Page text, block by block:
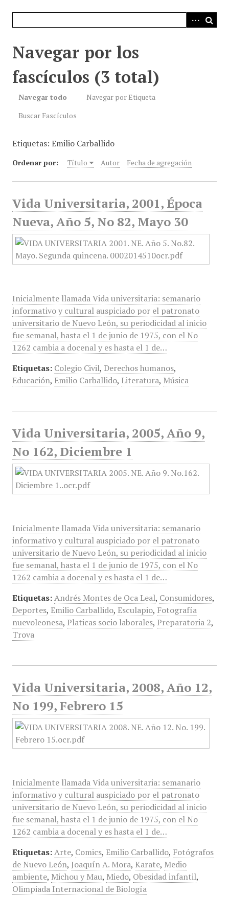
Navegar por los
fascículos (3 total)
Navegar todo
Navegar por Etiqueta
Buscar Fascículos
Etiquetas: Emilio Carballido
Ordenar por: Título Autor Fecha de agregación
Vida Universitaria, 2001, Época
Nueva, Año 5, No 82, Mayo 30
Inicialmente llamada Vida universitaria: semanario
informativo y cultural auspiciado por el patronato
universitario de Nuevo León, su periodicidad al inicio
fue semanal, hasta el 1 de junio de 1975, con el No
1262 cambia a docenal y es hasta el 1 de…
Etiquetas: Colegio Civil, Derechos humanos,
Educación, Emilio Carballido, Literatura, Música
Vida Universitaria, 2005, Año 9,
No 162, Diciembre 1
Inicialmente llamada Vida universitaria: semanario
informativo y cultural auspiciado por el patronato
universitario de Nuevo León, su periodicidad al inicio
fue semanal, hasta el 1 de junio de 1975, con el No
1262 cambia a docenal y es hasta el 1 de…
Etiquetas: Andrés Montes de Oca Leal, Consumidores,
Deportes, Emilio Carballido, Esculapio, Fotografía
nuevoleonesa, Platicas socio laborales, Preparatoria 2,
Trova
Vida Universitaria, 2008, Año 12,
No 199, Febrero 15
Inicialmente llamada Vida universitaria: semanario
informativo y cultural auspiciado por el patronato
universitario de Nuevo León, su periodicidad al inicio
fue semanal, hasta el 1 de junio de 1975, con el No
1262 cambia a docenal y es hasta el 1 de…
Etiquetas: Arte, Comics, Emilio Carballido, Fotógrafos
de Nuevo León, Joaquín A. Mora, Karate, Medio
ambiente, Michou y Mau, Miedo, Obesidad infantil,
Olimpiada Internacional de Biología